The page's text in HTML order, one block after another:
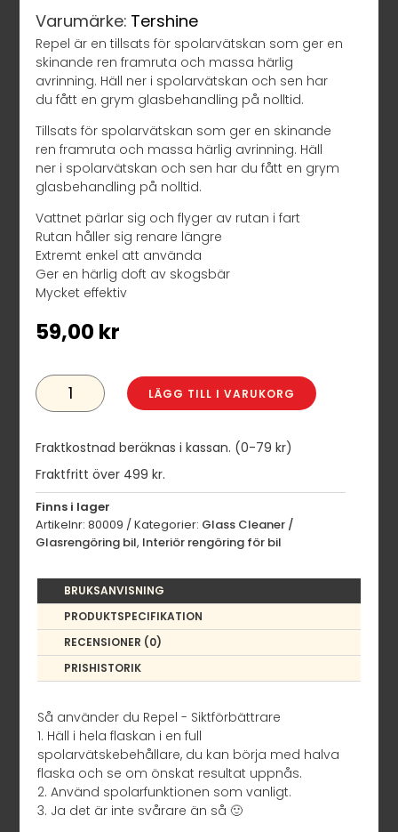
Varumärke: Tershine
Repel är en tillsats för spolarvätskan som ger en
skinande ren framruta och massa härlig
avrinning. Häll ner i spolarvätskan och sen har
du fått en grym glasbehandling på nolltid.
Tillsats för spolarvätskan som ger en skinande
ren framruta och massa härlig avrinning. Häll
ner i spolarvätskan och sen har du fått en grym
glasbehandling på nolltid.
Vattnet pärlar sig och flyger av rutan i fart
Rutan håller sig renare längre
Extremt enkel att använda
Ger en härlig doft av skogsbär
Mycket effektiv
59,00 kr
TERSHINE
REPEL
-
GLASBEHANDLING
MÄNGD
LÄGG TILL I VARUKORG
Fraktkostnad beräknas i kassan. (0-79 kr)
Fraktfritt över 499 kr.
Finns i lager
Artikelnr:80009 Kategorier: Glass Cleaner /
Glasrengöring bil, Interiör rengöring för bil
BRUKSANVISNING
PRODUKTSPECIFIKATION
RECENSIONER (0)
PRISHISTORIK
Så använder du Repel - Siktförbättrare
1. Häll i hela flaskan i en full
spolarvätskebehållare, du kan börja med halva
flaska och se om önskat resultat uppnås.
2. Använd spolarfunktionen som vanligt.
3. Ja det är inte svårare än så 🙂